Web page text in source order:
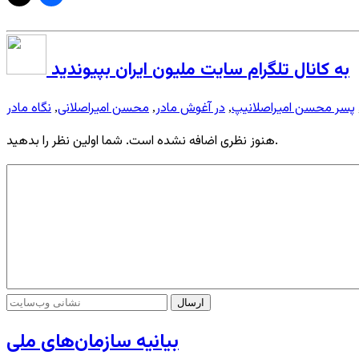
به کانال تلگرام سایت ملیون ایران بپیوندید
پسر محسن امیراصلانیپ, در آغوش مادر, محسن امیراصلانی, نگاه مادر
هنوز نظری اضافه نشده است. شما اولین نظر را بدهید.
بیانیه سازمان‌های ملی